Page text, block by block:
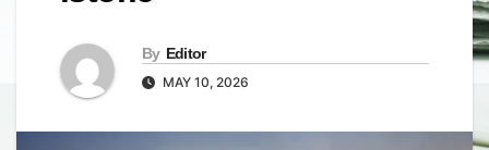
By Editor
MAY 10, 2026